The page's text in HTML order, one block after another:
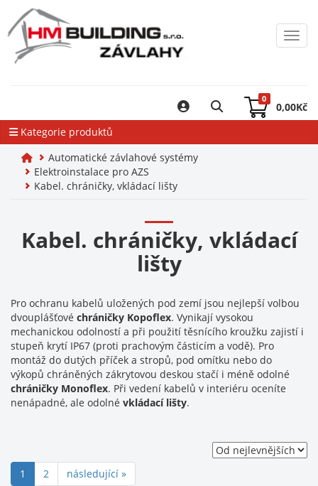
0
0,00Kč
Kategorie produktů
Automatické závlahové systémy
Elektroinstalace pro AZS
Kabel. chráničky, vkládací lišty
Kabel. chráničky, vkládací
lišty
Pro ochranu kabelů uložených pod zemí jsou nejlepší volbou
dvouplášťové chráničky Kopoflex. Vynikají vysokou
mechanickou odolností a při použití těsnícího kroužku zajistí i
stupeň krytí IP67 (proti prachovým částicím a vodě). Pro
montáž do dutých příček a stropů, pod omítku nebo do
výkopů chráněných zákrytovou deskou stačí i méně odolné
chráničky Monoflex. Při vedení kabelů v interiéru oceníte
nenápadné, ale odolné vkládací lišty.
1 (current)
2 následující »